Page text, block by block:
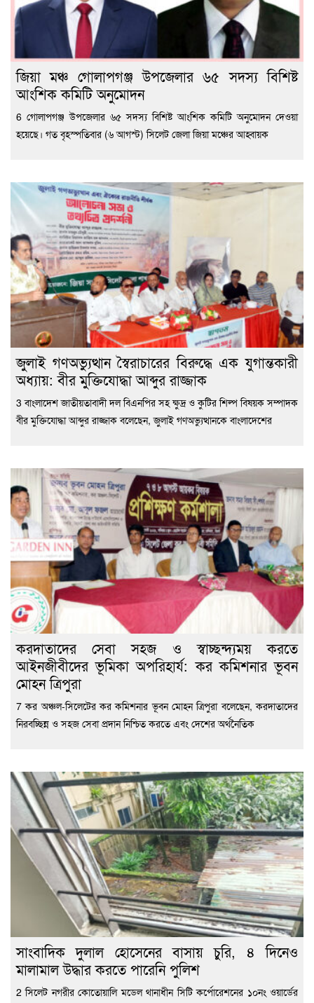
জিয়া মঞ্চ গোলাপগঞ্জ উপজেলার ৬৫ সদস্য বিশিষ্ট
আংশিক কমিটি অনুমোদন
6 গোলাপগঞ্জ উপজেলার ৬৫ সদস্য বিশিষ্ট আংশিক কমিটি অনুমোদন দেওয়া
হয়েছে। গত বৃহস্পতিবার (৬ আগস্ট) সিলেট জেলা জিয়া মঞ্চের আহ্বায়ক
জুলাই গণঅভ্যুত্থান স্বৈরাচারের বিরুদ্ধে এক যুগান্তকারী
অধ্যায়: বীর মুক্তিযোদ্ধা আব্দুর রাজ্জাক
3 বাংলাদেশ জাতীয়তাবাদী দল বিএনপির সহ ক্ষুদ্র ও কুটির শিল্প বিষয়ক সম্পাদক
বীর মুক্তিযোদ্ধা আব্দুর রাজ্জাক বলেছেন, জুলাই গণঅভ্যুত্থানকে বাংলাদেশের
করদাতাদের সেবা সহজ ও স্বাচ্ছন্দ্যময় করতে
আইনজীবীদের ভূমিকা অপরিহার্য: কর কমিশনার ভূবন
মোহন ত্রিপুরা
7 কর অঞ্চল-সিলেটের কর কমিশনার ভূবন মোহন ত্রিপুরা বলেছেন, করদাতাদের
নিরবচ্ছিন্ন ও সহজ সেবা প্রদান নিশ্চিত করতে এবং দেশের অর্থনৈতিক
সাংবাদিক দুলাল হোসেনের বাসায় চুরি, ৪ দিনেও
মালামাল উদ্ধার করতে পারেনি পুলিশ
2 সিলেট নগরীর কোতোয়ালি মডেল থানাধীন সিটি কর্পোরেশনের ১০নং ওয়ার্ডের